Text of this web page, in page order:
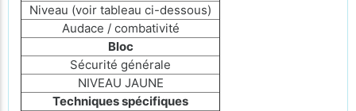
Niveau (voir tableau ci-dessous)
Audace / combativité
Bloc
Sécurité générale
NIVEAU JAUNE
Techniques spécifiques